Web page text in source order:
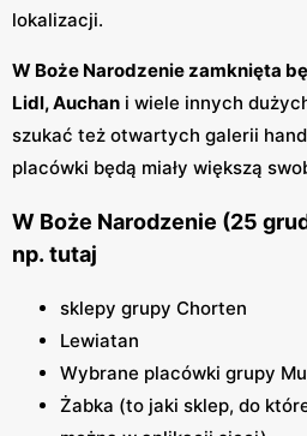
lokalizacji.
W Boże Narodzenie zamknięta
Lidl, Auchan i wiele innych
szukać też otwartych galerii
placówki będą miały większą
W Boże Narodzenie (25
np. tutaj
sklepy grupy Chorten
Lewiatan
Wybrane placówki grupy
Żabka (to jaki sklep, do